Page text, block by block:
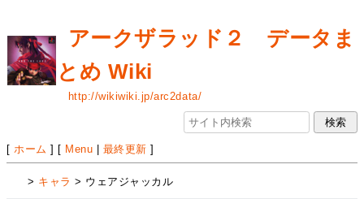
アークザラッド２ データま
とめ Wiki
http://wikiwiki.jp/arc2data/
[ ホーム ] [ Menu 最終更新 ]
> キャラ > ウェアジャッカル